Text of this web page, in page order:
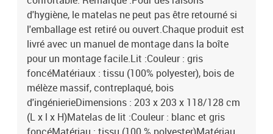
d'hygiène, le matelas ne peut pas être retourné si
l'emballage est retiré ou ouvert.Chaque produit est
livré avec un manuel de montage dans la boîte
pour un montage facile.Lit :Couleur : gris
foncéMatériaux : tissu (100% polyester), bois de
mélèze massif, contreplaqué, bois
d'ingénierieDimensions : 203 x 203 x 118/128 cm
(L x l x H)Matelas de lit :Couleur : blanc et gris